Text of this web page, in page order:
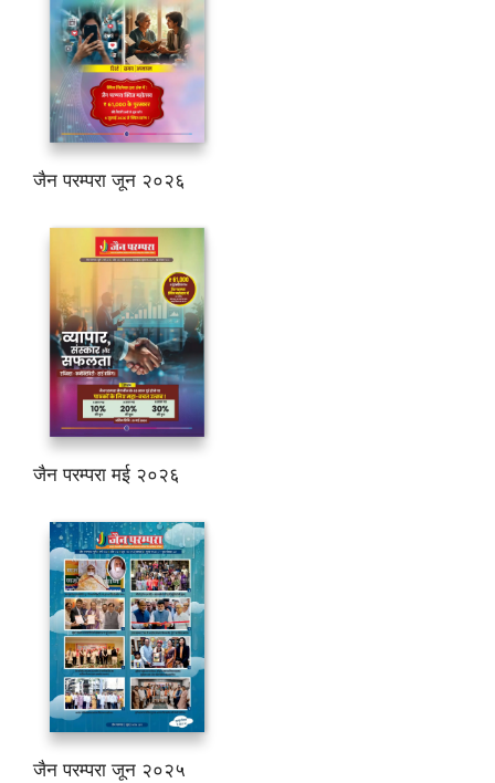
जैन परम्परा जून २०२६
जैन परम्परा मई २०२६
जैन परम्परा जून २०२५